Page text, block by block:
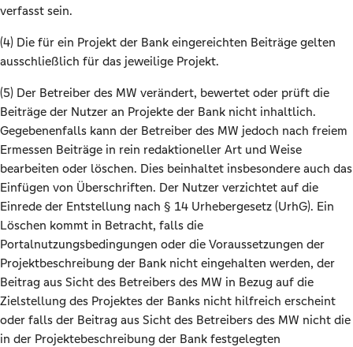
verfasst sein.
(4) Die für ein Projekt der Bank eingereichten Beiträge gelten
ausschließlich für das jeweilige Projekt.
(5) Der Betreiber des MW verändert, bewertet oder prüft die
Beiträge der Nutzer an Projekte der Bank nicht inhaltlich.
Gegebenenfalls kann der Betreiber des MW jedoch nach freiem
Ermessen Beiträge in rein redaktioneller Art und Weise
bearbeiten oder löschen. Dies beinhaltet insbesondere auch das
Einfügen von Überschriften. Der Nutzer verzichtet auf die
Einrede der Entstellung nach § 14 Urhebergesetz (UrhG). Ein
Löschen kommt in Betracht, falls die
Portalnutzungsbedingungen oder die Voraussetzungen der
Projektbeschreibung der Bank nicht eingehalten werden, der
Beitrag aus Sicht des Betreibers des MW in Bezug auf die
Zielstellung des Projektes der Banks nicht hilfreich erscheint
oder falls der Beitrag aus Sicht des Betreibers des MW nicht die
in der Projektebeschreibung der Bank festgelegten